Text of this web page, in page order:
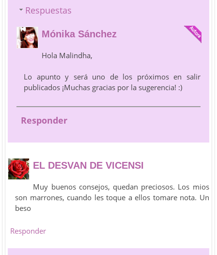
Respuestas
Mónika Sánchez
Hola Malindha,
Lo apunto y será uno de los próximos en salir
publicados ¡Muchas gracias por la sugerencia! :)
Responder
EL DESVAN DE VICENSI
Muy buenos consejos, quedan preciosos. Los mios
son marrones, cuando les toque a ellos tomare nota. Un
beso
Responder